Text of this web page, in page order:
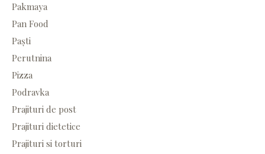
Pakmaya
Pan Food
Paști
Perutnina
Pizza
Podravka
Prajituri de post
Prajituri dietetice
Prajituri si torturi